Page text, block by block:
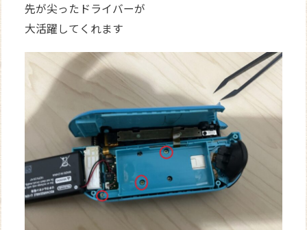
先が尖ったドライバーが
大活躍してくれます